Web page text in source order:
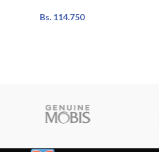
Bs. 114.750